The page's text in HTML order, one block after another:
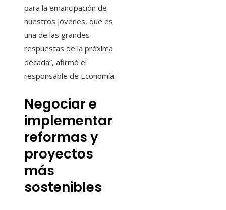
para la emancipación de
nuestros jóvenes, que es
una de las grandes
respuestas de la próxima
década”, afirmó el
responsable de Economía.
Negociar e
implementar
reformas y
proyectos
más
sostenibles